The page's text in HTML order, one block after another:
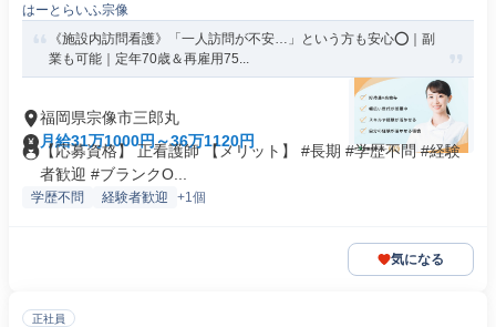
はーとらいふ宗像
《施設内訪問看護》「一人訪問が不安…」という方も安心⭕｜副
業も可能｜定年70歳＆再雇用75...
福岡県宗像市三郎丸
月給31万1000円～36万1120円
【応募資格】 正看護師 【メリット】 #長期 #学歴不問 #経験
者歓迎 #ブランクO...
学歴不問 経験者歓迎 +1個
気になる
正社員